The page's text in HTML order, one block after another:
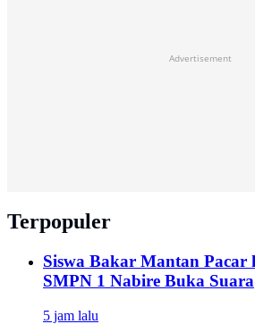
Advertisement
Terpopuler
Siswa Bakar Mantan Pacar
SMPN 1 Nabire Buka Suara
5 jam lalu